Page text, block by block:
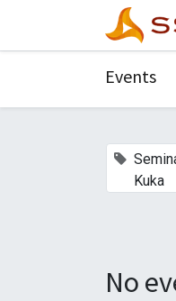
Events
Kuka
No